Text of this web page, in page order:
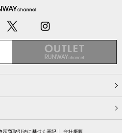
定商取引法に基づく表記 会社概要